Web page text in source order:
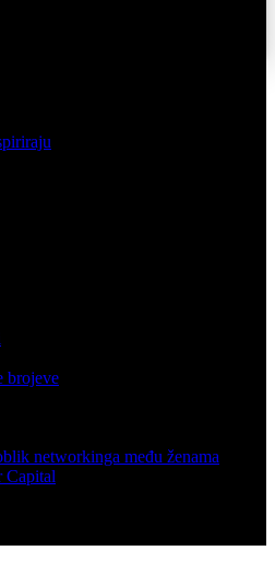
brojeve
networkinga među ženama
Capital